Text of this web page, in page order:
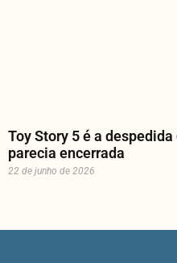
Toy Story 5 é a
parecia encerrada
22 de junho de 2026